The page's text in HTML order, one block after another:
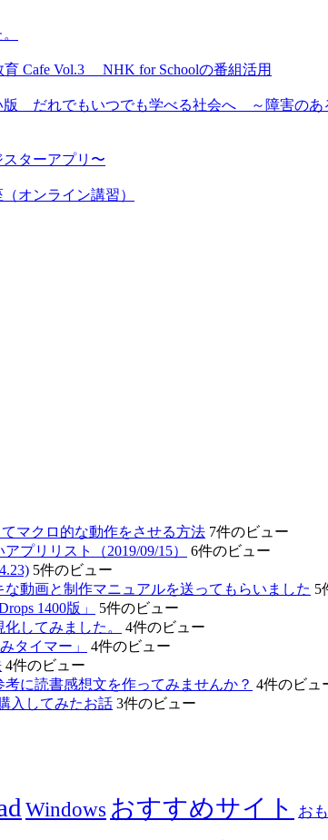
育 Cafe Vol.3 NHK for Schoolの番組活用
版 だれでもいつでも学べる社会へ ～障害の
スターアプリ〜
オンライン講習）
マクロ的な動作をさせる方法 7件のビュー
プリリスト（2019/09/15）
6件のビュー
5件のビュー
動画と制作マニュアルを送ってもらいました 5
1400版」
5件のビュー
してみました。
4件のビュー
タイマー」
4件のビュー
4件のビュー
に読書感想文を作ってみませんか？ 4件のビュ
入してみたお話 3件のビュー
Windows おすすめサイト お